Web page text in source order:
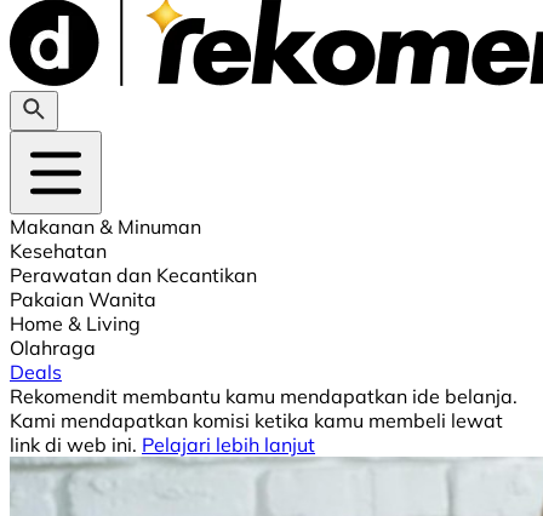
Makanan & Minuman
Kesehatan
Perawatan dan Kecantikan
Pakaian Wanita
Home & Living
Olahraga
Deals
Rekomendit membantu kamu mendapatkan ide belanja.
Kami mendapatkan komisi ketika kamu membeli lewat
link di web ini. Pelajari lebih lanjut